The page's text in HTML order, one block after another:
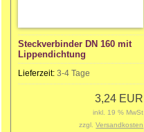
Steckverbinder DN 160 mit
Lippendichtung
Lieferzeit: 3-4 Tage
3,24 EUR
inkl. 19 % MwSt
zzgl.Versandkosten